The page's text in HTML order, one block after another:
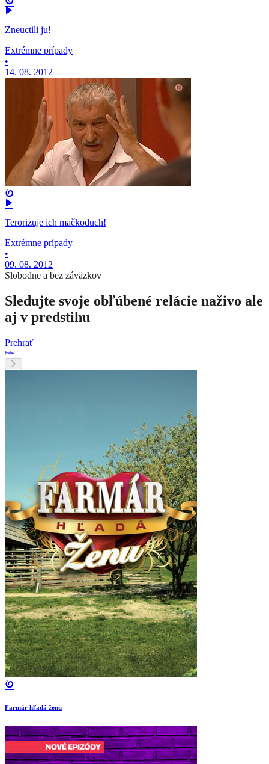
Zneuctili ju!
Extrémne prípady
•
14. 08. 2012
Terorizuje ich mačkoduch!
Extrémne prípady
•
09. 08. 2012
Slobodne a bez záväzkov
Sledujte svoje obľúbené relácie naživo ale
aj v predstihu
Prehrať
Farmár hľadá ženu